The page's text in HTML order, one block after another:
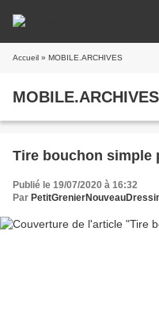
Accueil » MOBILE.ARCHIVES
MOBILE.ARCHIVES
Tire bouchon simple
Publié le 19/07/2020 à 16:32
Par